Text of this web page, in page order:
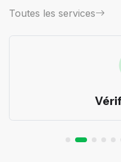
Toutes les services